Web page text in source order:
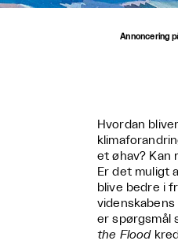
Annoncering
Hvordan
et øhav? Kan
Er det muligt
blive bedre i
er spørgsmål
the Flood